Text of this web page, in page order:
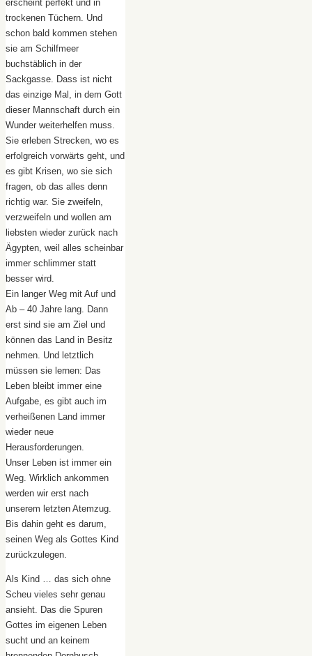
erscheint perfekt und in
trockenen Tüchern. Und
schon bald kommen stehen
sie am Schilfmeer
buchstäblich in der
Sackgasse. Dass ist nicht
das einzige Mal, in dem Gott
dieser Mannschaft durch ein
Wunder weiterhelfen muss.
Sie erleben Strecken, wo es
erfolgreich vorwärts geht, und
es gibt Krisen, wo sie sich
fragen, ob das alles denn
richtig war. Sie zweifeln,
verzweifeln und wollen am
liebsten wieder zurück nach
Ägypten, weil alles scheinbar
immer schlimmer statt
besser wird.
Ein langer Weg mit Auf und
Ab – 40 Jahre lang. Dann
erst sind sie am Ziel und
können das Land in Besitz
nehmen. Und letztlich
müssen sie lernen: Das
Leben bleibt immer eine
Aufgabe, es gibt auch im
verheißenen Land immer
wieder neue
Herausforderungen.
Unser Leben ist immer ein
Weg. Wirklich ankommen
werden wir erst nach
unserem letzten Atemzug.
Bis dahin geht es darum,
seinen Weg als Gottes Kind
zurückzulegen.
Als Kind … das sich ohne
Scheu vieles sehr genau
ansieht. Das die Spuren
Gottes im eigenen Leben
sucht und an keinem